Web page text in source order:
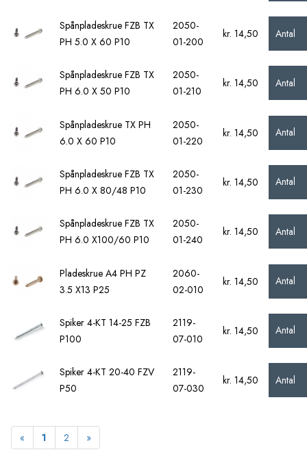
Spånpladeskrue FZB TX
PH 5.0 X 60 P10
2050-
01-200
kr. 14,50 Antal
Spånpladeskrue FZB TX
PH 6.0 X 50 P10
2050-
01-210
kr. 14,50 Antal
Spånpladeskrue TX PH
6.0 X 60 P10
2050-
01-220
kr. 14,50 Antal
Spånpladeskrue FZB TX
PH 6.0 X 80/48 P10
2050-
01-230
kr. 14,50 Antal
Spånpladeskrue FZB TX
PH 6.0 X100/60 P10
2050-
01-240
kr. 14,50 Antal
Pladeskrue A4 PH PZ
3.5 X13 P25
2060-
02-010
kr. 14,50 Antal
Spiker 4-KT 14-25 FZB
P100
2119-
07-010
kr. 14,50 Antal
Spiker 4-KT 20-40 FZV
P50
2119-
07-030
kr. 14,50 Antal
« Forrige
1 2 »Næste